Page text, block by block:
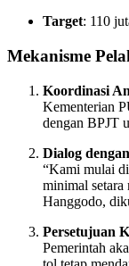
Target: 110
Mekanisme
Koordinasi
Kementerian
dengan BPJT
Dialog
“Kami mulai
minimal
Hanggodo,
Persetujuan
Pemerintah